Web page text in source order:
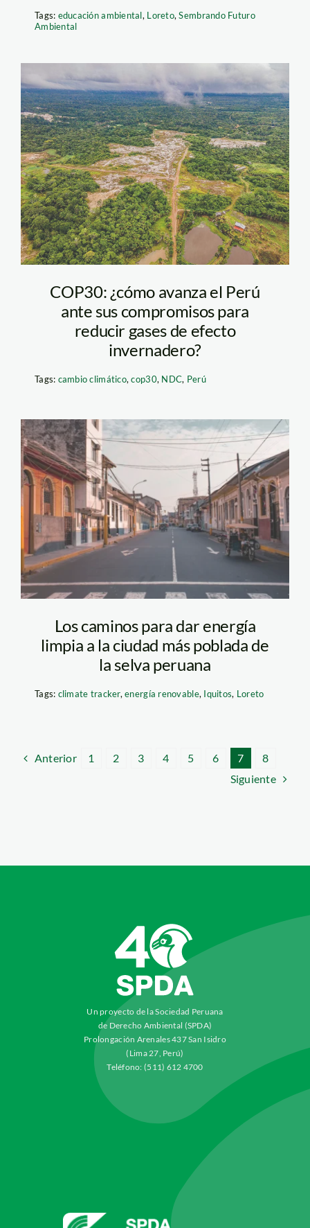
Tags: educación ambiental, Loreto,Sembrando Futuro
Ambiental
toma-de-drone-
sobre-Allpahuayo-
Mishana-y-
alrededores_2
COP30: ¿cómo avanza el Perú
ante sus compromisos para
reducir gases de efecto
invernadero?
Tags: cambio climático,cop30, NDC, Perú
Iquitos-julien-gaud-
unsplash
Los caminos para dar energía
limpia a la ciudad más poblada de
la selva peruana
Tags: climate tracker,energía renovable, Iquitos, Loreto
Anterior 1 2 3 4 5 6 7
8
Siguiente
Un proyecto de la Sociedad Peruana
de Derecho Ambiental (SPDA)
Prolongación Arenales 437 San Isidro
(Lima 27, Perú)
Teléfono: (511) 612 4700